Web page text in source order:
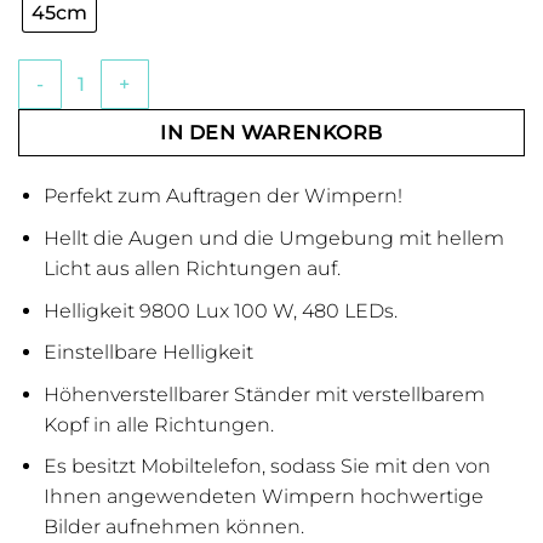
45cm
Professionelle kreisförmige Lampe für Wimpern Designer
IN DEN WARENKORB
Perfekt zum Auftragen der Wimpern!
Hellt die Augen und die Umgebung mit hellem
Licht aus allen Richtungen auf.
Helligkeit 9800 Lux 100 W, 480 LEDs.
Einstellbare Helligkeit
Höhenverstellbarer Ständer mit verstellbarem
Kopf in alle Richtungen.
Es besitzt Mobiltelefon, sodass Sie mit den von
Ihnen angewendeten Wimpern hochwertige
Bilder aufnehmen können.